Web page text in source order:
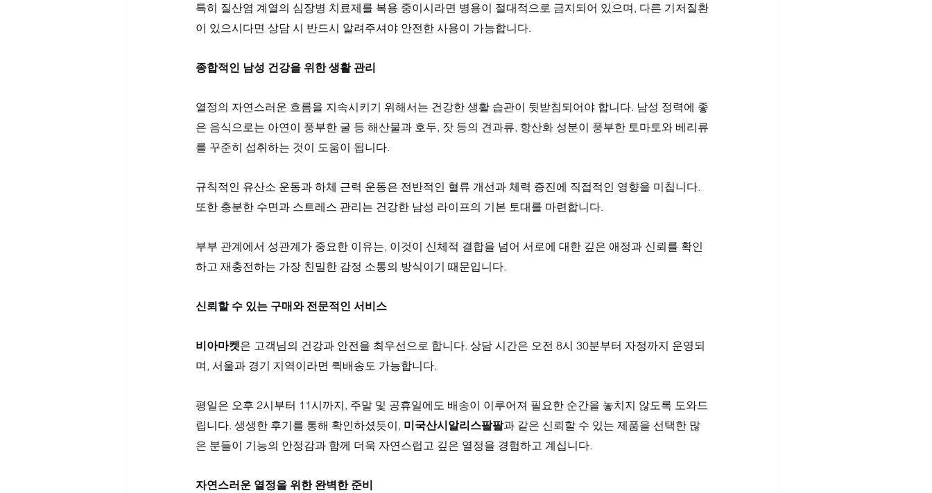
특히 질산염 계열의 심장병 치료제를 복용 중이시라면 병용이 절대적으로 금지되어 있으며, 다른 기저질환
이 있으시다면 상담 시 반드시 알려주셔야 안전한 사용이 가능합니다.
종합적인 남성 건강을 위한 생활 관리
열정의 자연스러운 흐름을 지속시키기 위해서는 건강한 생활 습관이 뒷받침되어야 합니다. 남성 정력에 좋
은 음식으로는 아연이 풍부한 굴 등 해산물과 호두, 잣 등의 견과류, 항산화 성분이 풍부한 토마토와 베리류
를 꾸준히 섭취하는 것이 도움이 됩니다.
규칙적인 유산소 운동과 하체 근력 운동은 전반적인 혈류 개선과 체력 증진에 직접적인 영향을 미칩니다.
또한 충분한 수면과 스트레스 관리는 건강한 남성 라이프의 기본 토대를 마련합니다.
부부 관계에서 성관계가 중요한 이유는, 이것이 신체적 결합을 넘어 서로에 대한 깊은 애정과 신뢰를 확인
하고 재충전하는 가장 친밀한 감정 소통의 방식이기 때문입니다.
신뢰할 수 있는 구매와 전문적인 서비스
비아마켓은 고객님의 건강과 안전을 최우선으로 합니다. 상담 시간은 오전 8시 30분부터 자정까지 운영되
며, 서울과 경기 지역이라면 퀵배송도 가능합니다.
평일은 오후 2시부터 11시까지, 주말 및 공휴일에도 배송이 이루어져 필요한 순간을 놓치지 않도록 도와드
립니다. 생생한 후기를 통해 확인하셨듯이, 미국산시알리스팔팔과 같은 신뢰할 수 있는 제품을 선택한 많
은 분들이 기능의 안정감과 함께 더욱 자연스럽고 깊은 열정을 경험하고 계십니다.
자연스러운 열정을 위한 완벽한 준비